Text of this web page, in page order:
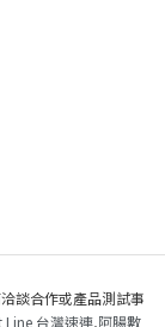
談合作或產品測試事
Line 台灣速連,阿腸數